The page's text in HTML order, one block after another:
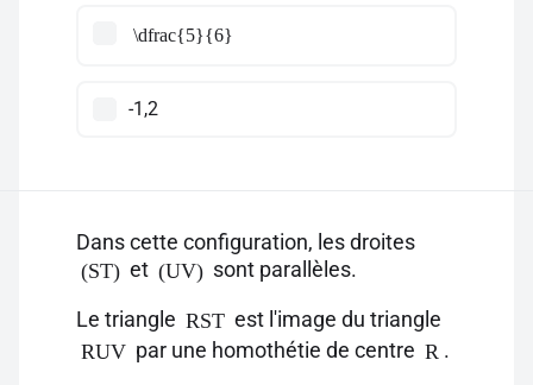
\dfrac{5}{6}
-1,2
Dans cette configuration, les droites
(ST) et (UV) sont parallèles.
Le triangle RST est l'image du triangle
RUV par une homothétie de centre R .